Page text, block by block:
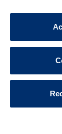
CA ES
y participa
del segle